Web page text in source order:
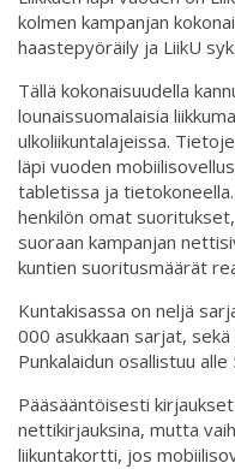
kolmen kampanjan
haastepyöräily ja LiikU
Tällä kokonaisuudella
lounaissuomalaisia
ulkoliikuntalajeissa.
läpi vuoden
tabletissa ja
henkilön omat
suoraan kampanjan
kuntien suoritusmäärät
Kuntakisassa on neljä
000 asukkaan sarjat,
Punkalaidun osallistuu
Pääsääntöisesti
nettikirjauksina, mutta
liikuntakortti, jos